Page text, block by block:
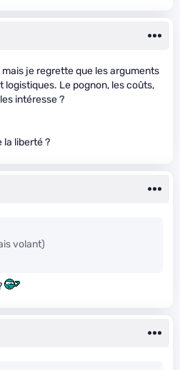
je regrette que les arguments
logistiques. Le pognon, les coûts,
intéresse ?
la liberté ?
volant)